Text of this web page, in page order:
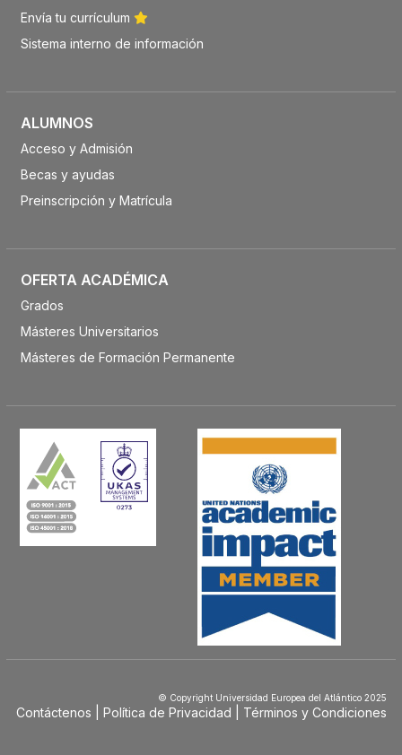
Envía tu currículum
Sistema interno de información
ALUMNOS
Acceso y Admisión
Becas y ayudas
Preinscripción y Matrícula
OFERTA ACADÉMICA
Grados
Másteres Universitarios
Másteres de Formación Permanente
© Copyright Universidad Europea del Atlántico 2025
Contáctenos Política de Privacidad Términos y Condiciones